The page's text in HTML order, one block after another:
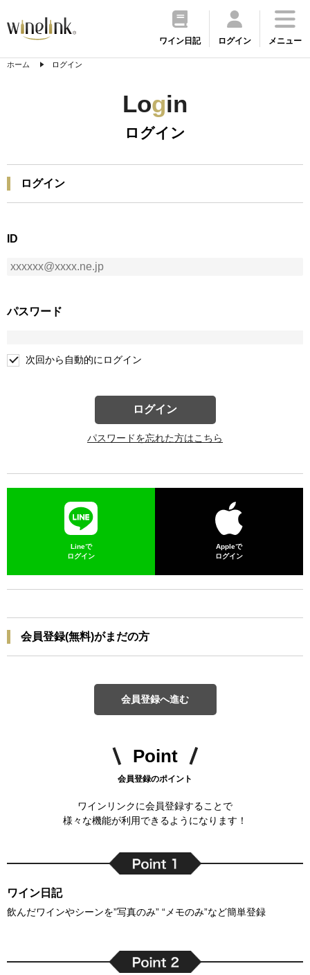
ワイン日記 ログイン メニュー
ホーム ログイン
Login
ログイン
ログイン
ID
パスワード
次回から自動的にログイン
ログイン
パスワードを忘れた方はこちら
Lineで
ログイン
Appleで
ログイン
会員登録(無料)がまだの方
会員登録へ進む
Point
会員登録のポイント
ワインリンクに会員登録することで
様々な機能が利用できるようになります！
ワイン日記
飲んだワインやシーンを”写真のみ” “メモのみ”など簡単登録